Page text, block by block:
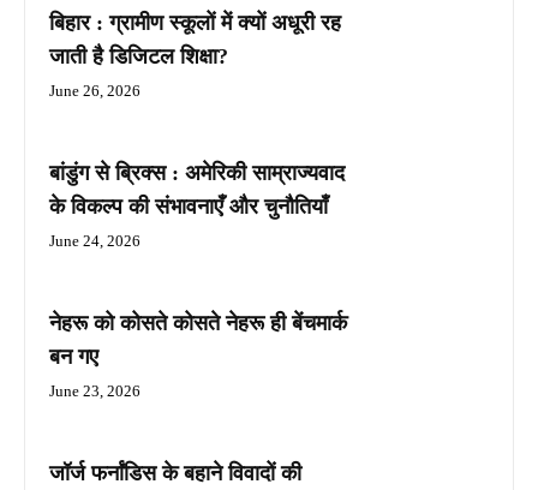
बिहार : ग्रामीण स्कूलों में क्यों अधूरी रह
जाती है डिजिटल शिक्षा?
June 26, 2026
बांडुंग से ब्रिक्स : अमेरिकी साम्राज्यवाद
के विकल्प की संभावनाएँ और चुनौतियाँ
June 24, 2026
नेहरू को कोसते कोसते नेहरू ही बेंचमार्क
बन गए
June 23, 2026
जॉर्ज फर्नांडिस के बहाने विवादों की